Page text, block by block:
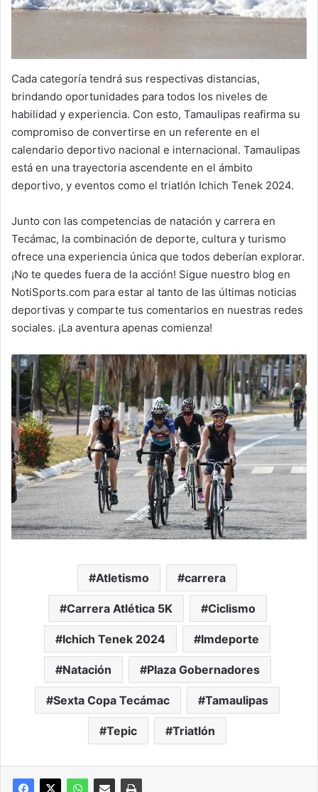
Cada categoría tendrá sus respectivas distancias,
brindando oportunidades para todos los niveles de
habilidad y experiencia. Con esto, Tamaulipas reafirma su
compromiso de convertirse en un referente en el
calendario deportivo nacional e internacional. Tamaulipas
está en una trayectoria ascendente en el ámbito
deportivo, y eventos como el triatlón Ichich Tenek 2024.
Junto con las competencias de natación y carrera en
Tecámac, la combinación de deporte, cultura y turismo
ofrece una experiencia única que todos deberían explorar.
¡No te quedes fuera de la acción! Sigue nuestro blog en
NotiSports.com para estar al tanto de las últimas noticias
deportivas y comparte tus comentarios en nuestras redes
sociales. ¡La aventura apenas comienza!
Atletismo carrera
Carrera Atlética 5K Ciclismo
Ichich Tenek 2024 Imdeporte
Natación Plaza Gobernadores
Sexta Copa Tecámac Tamaulipas
Tepic Triatlón